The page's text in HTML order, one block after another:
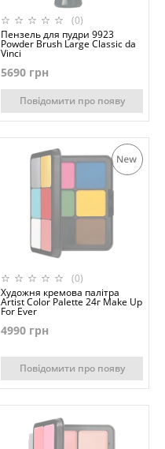
(0)
Пензель для пудри 9923
Powder Brush Large Classic da
Vinci
5690 грн
Повідомити про появу
(0)
Художня кремова палітра
Artist Color Palette 24г Make Up
For Ever
4990 грн
Повідомити про появу